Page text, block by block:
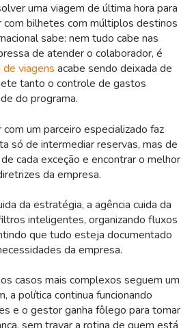
uma viagem de última hora para
com bilhetes com múltiplos destinos
sabe: nem tudo cabe nas
de atender o colaborador, é
viagens acabe sendo deixada de
tanto o controle de gastos
do programa.
um parceiro especializado faz
só de intermediar reservas, mas de
cada exceção e encontrar o melhor
da empresa.
da estratégia, a agência cuida da
inteligentes, organizando fluxos
que tudo esteja documentado
da empresa.
casos mais complexos seguem um
a política continua funcionando
e o gestor ganha fôlego para tomar